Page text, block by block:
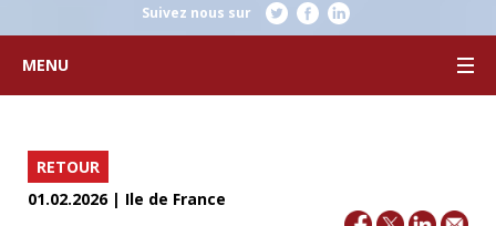
Suivez nous sur
MENU
RETOUR
01.02.2026 | Ile de France